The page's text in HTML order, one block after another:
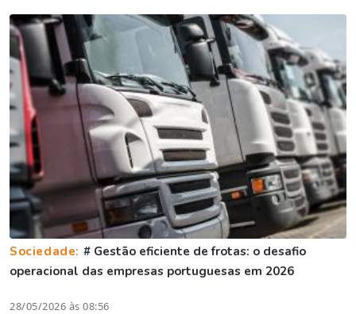
Sociedade: # Gestão eficiente de frotas: o desafio
operacional das empresas portuguesas em 2026
28/05/2026 às 08:56